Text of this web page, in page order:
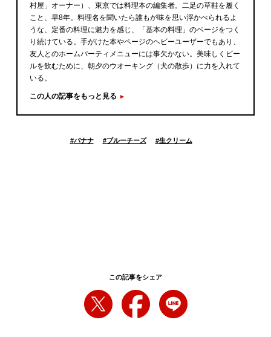
村屋」オーナー）、東京では料理本の編集者。二足の草鞋を履く
こと、早8年。料理名を聞いたら誰もが味を思い浮かべられるよ
うな、定番の料理に魅力を感じ、「基本の料理」のページをつく
り続けている。手がけた本やページのヘビーユーザーでもあり、
友人とのホームパーティメニューには事欠かない。美味しくビー
ルを飲むために、朝夕のウオーキング（犬の散歩）に力を入れて
いる。
この人の記事をもっと見る
#バナナ #ブルーチーズ #生クリーム
この記事をシェア